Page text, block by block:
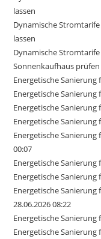
lassen
Dynamische
lassen
Dynamische
Sonnenkaufhaus prüfen
Energetische
Energetische
Energetische
Energetische
Energetische Sanierung
00:07
Energetische
Energetische
Energetische
28.06.2026 08:22
Energetische
Energetische